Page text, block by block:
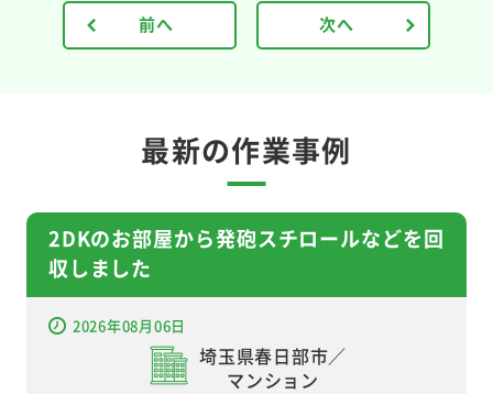
前へ 次へ
最新の作業事例
2DKのお部屋から発砲スチロールなどを回
収しました
2026年08月06日
埼玉県春日部市／
マンション